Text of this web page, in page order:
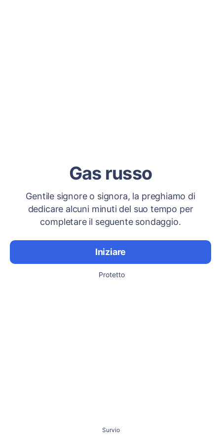
Gas russo
Gentile signore o signora, la preghiamo di
dedicare alcuni minuti del suo tempo per
completare il seguente sondaggio.
Iniziare
Protetto
Survio